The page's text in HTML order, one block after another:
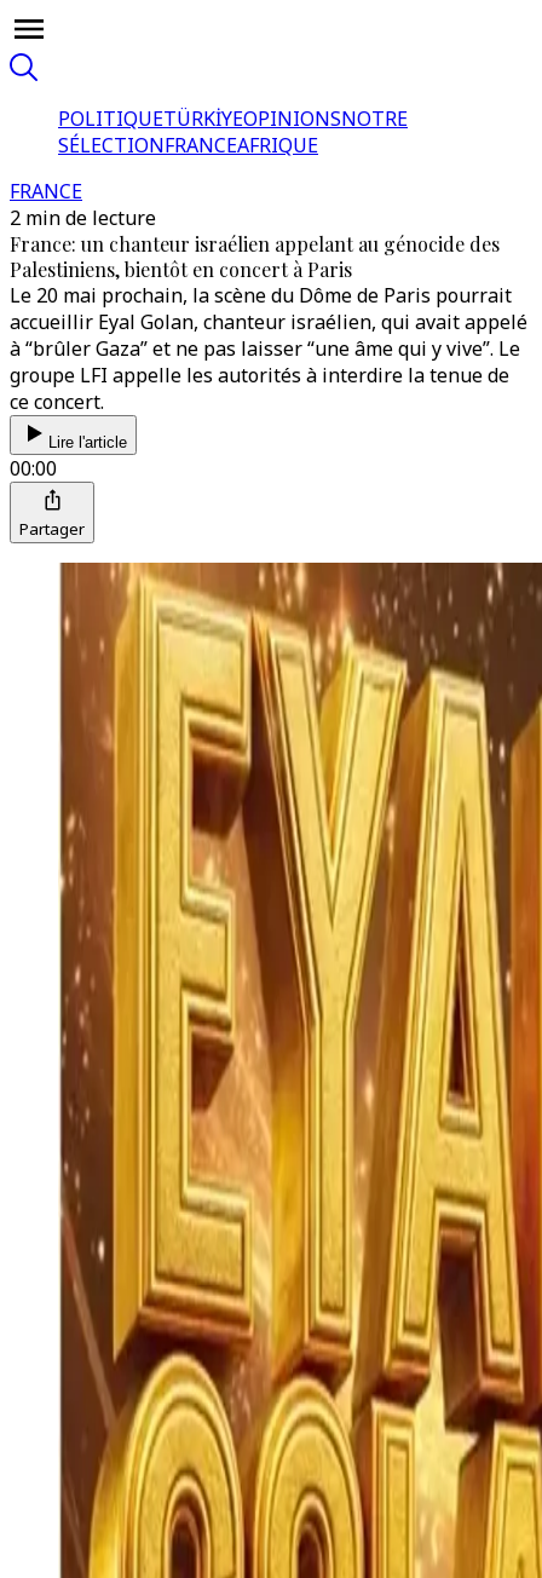
POLITIQUETÜRKİYEOPINIONSNOTRE
SÉLECTIONFRANCEAFRIQUE
FRANCE
2 min de lecture
France: un chanteur israélien appelant au génocide des
Palestiniens, bientôt en concert à Paris
Le 20 mai prochain, la scène du Dôme de Paris pourrait
accueillir Eyal Golan, chanteur israélien, qui avait appelé
à “brûler Gaza” et ne pas laisser “une âme qui y vive”. Le
groupe LFI appelle les autorités à interdire la tenue de
ce concert.
Lire l'article
00:00
Partager